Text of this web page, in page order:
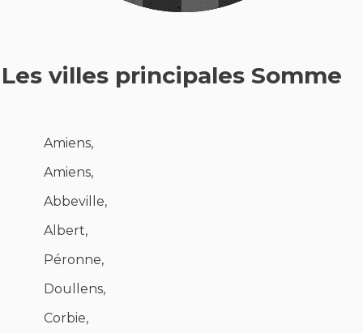
Les villes principales Somme
Amiens,
Amiens,
Abbeville,
Albert,
Péronne,
Doullens,
Corbie,